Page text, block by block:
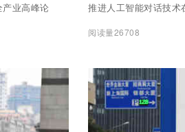
业高峰论
实战演练产生
行业提供解决
推进人工智能对话技
阅读量26708